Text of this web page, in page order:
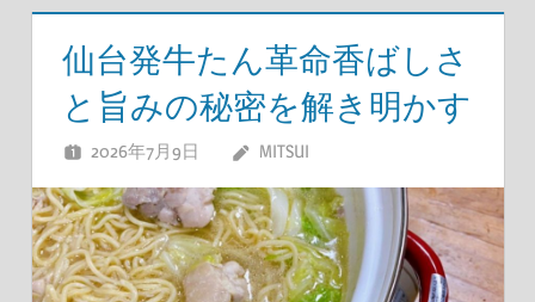
仙台発牛たん革命香ばしさ
と旨みの秘密を解き明かす
2026年7月9日 MITSUI